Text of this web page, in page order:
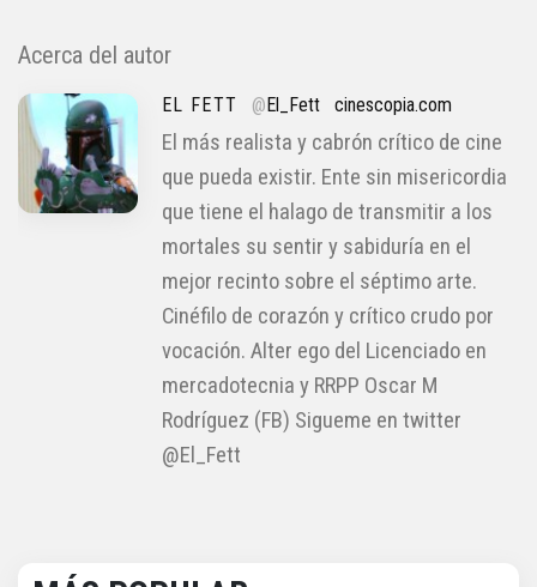
Acerca del autor
EL FETT @El_Fett cinescopia.com
El más realista y cabrón crítico de cine
que pueda existir. Ente sin misericordia
que tiene el halago de transmitir a los
mortales su sentir y sabiduría en el
mejor recinto sobre el séptimo arte.
Cinéfilo de corazón y crítico crudo por
vocación. Alter ego del Licenciado en
mercadotecnia y RRPP Oscar M
Rodríguez (FB) Sigueme en twitter
@El_Fett